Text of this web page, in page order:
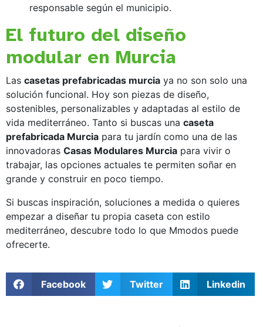
responsable según el municipio.
El futuro del diseño
modular en Murcia
Las casetas prefabricadas murcia ya no son solo una
solución funcional. Hoy son piezas de diseño,
sostenibles, personalizables y adaptadas al estilo de
vida mediterráneo. Tanto si buscas una caseta
prefabricada Murcia para tu jardín como una de las
innovadoras Casas Modulares Murcia para vivir o
trabajar, las opciones actuales te permiten soñar en
grande y construir en poco tiempo.
Si buscas inspiración, soluciones a medida o quieres
empezar a diseñar tu propia caseta con estilo
mediterráneo, descubre todo lo que Mmodos puede
ofrecerte.
Facebook Twitter Linkedin